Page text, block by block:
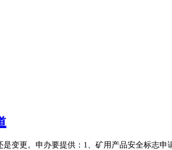
变更。申办要提供：1、矿用产品安全标志